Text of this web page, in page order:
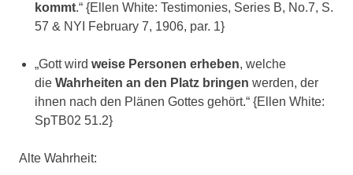
kommt.“ {Ellen White: Testimonies, Series B, No.7, S.
57 & NYI February 7, 1906, par. 1}
„Gott wird weise Personen erheben, welche
die Wahrheiten an den Platz bringen werden, der
ihnen nach den Plänen Gottes gehört.“ {Ellen White:
SpTB02 51.2}
Alte Wahrheit: